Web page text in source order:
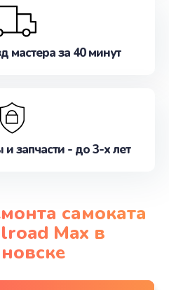
мастера за 40 минут
запчасти - до 3-х лет
самоката
Max в